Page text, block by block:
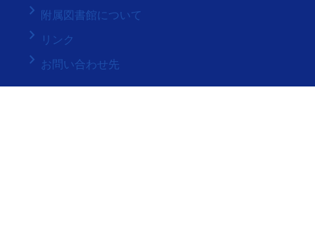
keyboard_arrow_right 附属図書館について
keyboard_arrow_right リンク
keyboard_arrow_right お問い合わせ先